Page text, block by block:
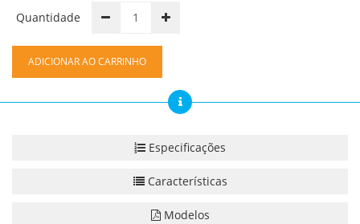
Quantidade
ADICIONAR AO CARRINHO
Especificações
Características
Modelos